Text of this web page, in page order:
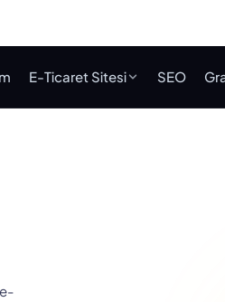
E-Ticaret Sitesi SEO